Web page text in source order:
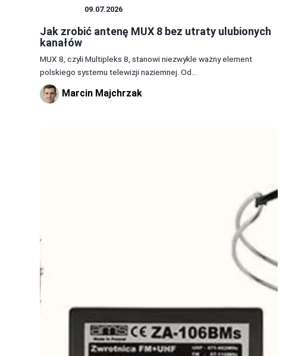
09.07.2026
Jak zrobić antenę MUX 8 bez utraty ulubionych
kanałów
MUX 8, czyli Multipleks 8, stanowi niezwykle ważny element
polskiego systemu telewizji naziemnej. Od...
Marcin Majchrzak